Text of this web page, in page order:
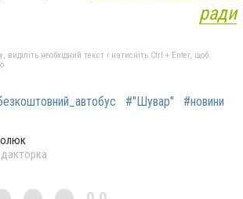
ради
необхідний текст і натисніть Ctrl + Enter, щоб
#"Шувар" #новини